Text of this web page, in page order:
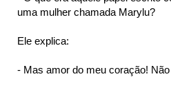
uma mulher chamada Marylu?
Ele explica:
- Mas amor do meu coração!